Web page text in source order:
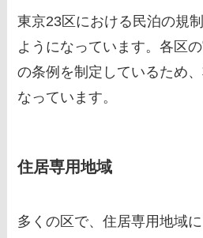
東京23区における民泊の規
ようになっています。各区
の条例を制定しているため
なっています。
住居専用地域
多くの区で、住居専用地域